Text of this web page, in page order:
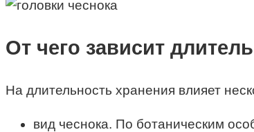
От чего зависит
На длительность хранения влияет
вид чеснока. По ботаническим